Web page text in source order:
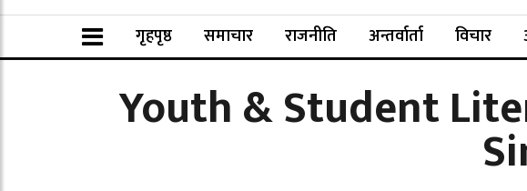
गृहपृष्ठ समाचार राजनीति अन्तर्वार्ता विचार
Youth & Student